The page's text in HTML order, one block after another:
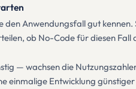
den Anwendungsfall gut
ob No-Code für diesen
— wachsen die
einmalige Entwicklung